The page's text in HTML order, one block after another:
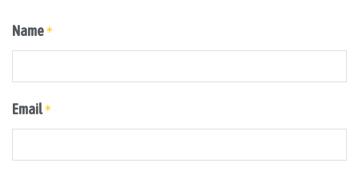
Name*
Email*